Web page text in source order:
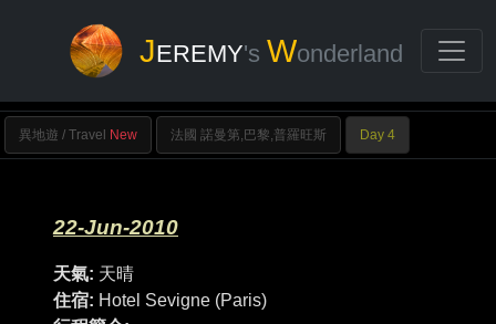
JEREMY's Wonderland
異地遊 / Travel New 法國 諾曼第,巴黎,普羅旺斯 Day 4
22-Jun-2010
天氣: 天晴
住宿: Hotel Sevigne (Paris)